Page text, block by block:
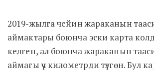
2019-жылга чейин жараканын
аймактары боюнча эски карта
келген, ал боюнча жараканын
аймагы үч километрди түзгөн. Бул